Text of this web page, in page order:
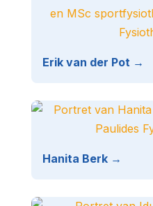
Erik van der Pot →
Hanita Berk →